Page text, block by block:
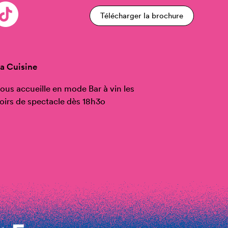
Télécharger la brochure
Cuisine
accueille en mode Bar à vin les
de spectacle dès 18h3o